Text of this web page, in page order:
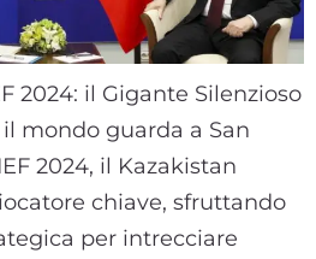
2024: il Gigante Silenzioso
mondo guarda a San
2024, il Kazakistan
chiave, sfruttando
per intrecciare